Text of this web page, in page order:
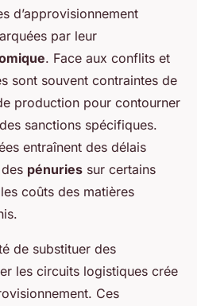
d’approvisionnement
par leur
. Face aux conflits et
sont souvent contraintes de
production pour contourner
sanctions spécifiques.
entraînent des délais
pénuries sur certains
coûts des matières
de substituer des
les circuits logistiques crée
Ces